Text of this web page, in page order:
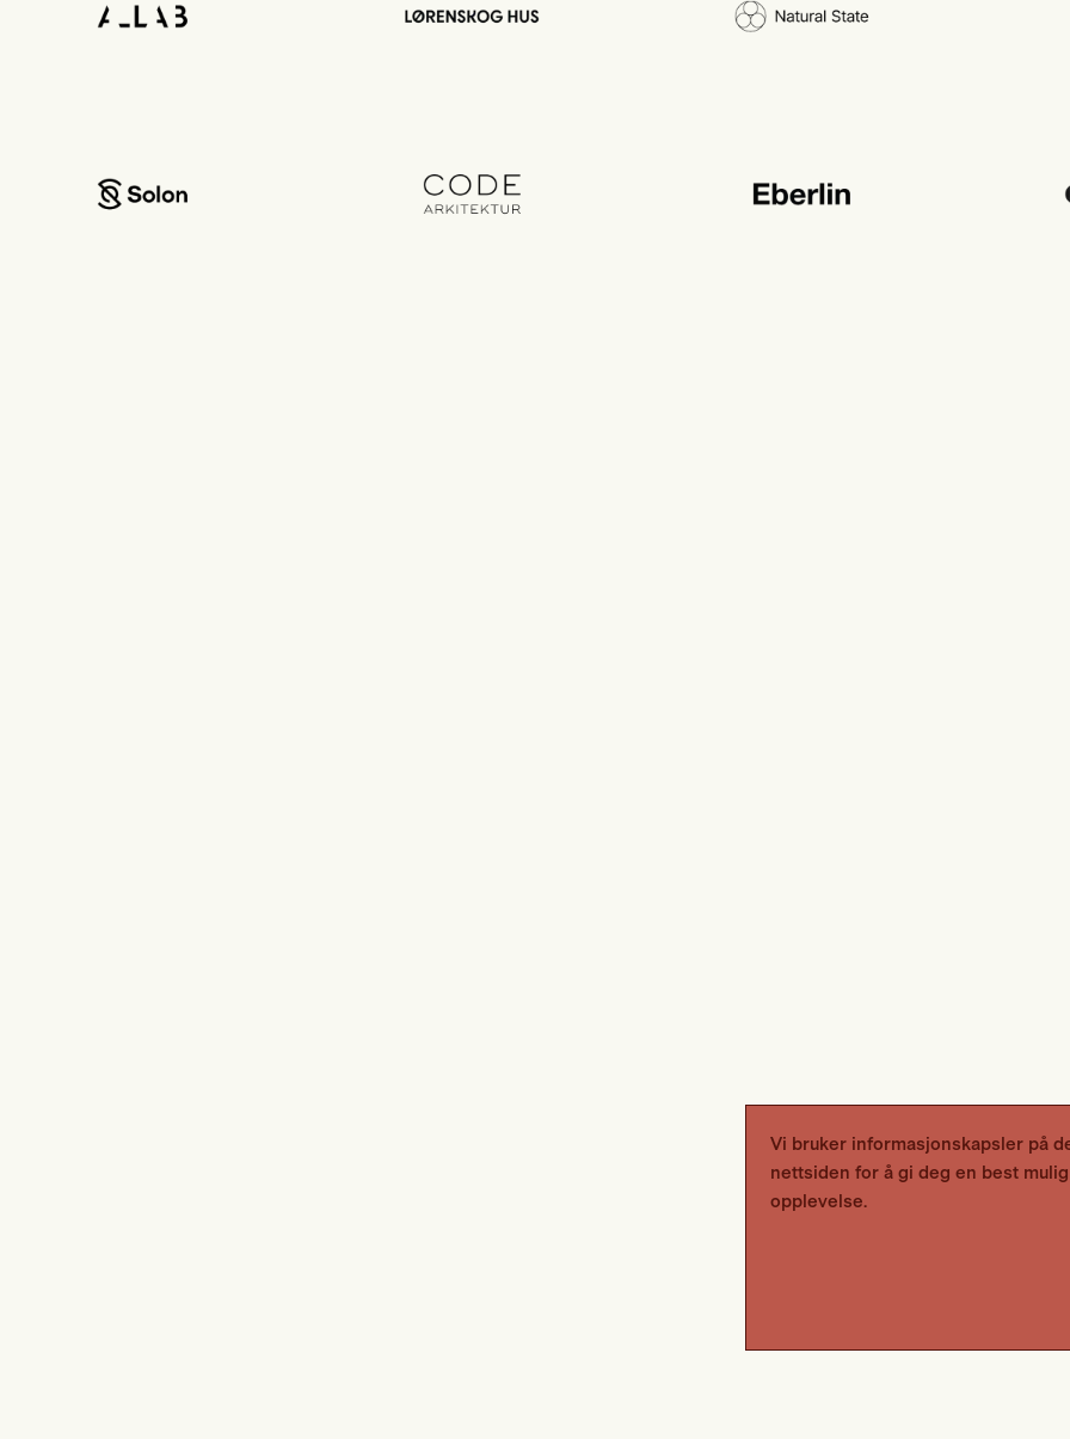
Vi bruker informasjonskapsler på
nettsiden for å gi deg en best mulig
opplevelse.